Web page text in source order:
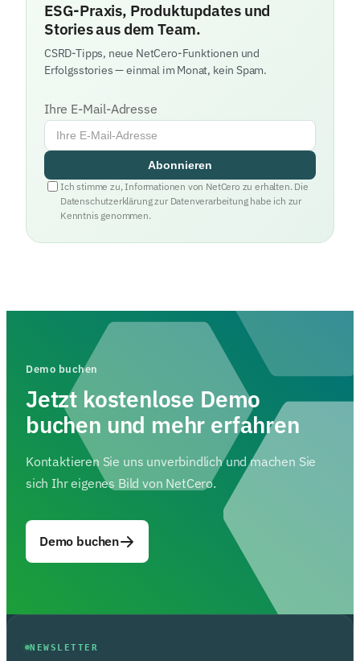
ESG-Praxis, Produktupdates und
Stories aus dem Team.
CSRD-Tipps, neue NetCero-Funktionen und
Erfolgsstories — einmal im Monat, kein Spam.
Ihre E-Mail-Adresse
Abonnieren
Ich stimme zu, Informationen von NetCero zu erhalten. Die
Datenschutzerklärung zur Datenverarbeitung habe ich zur
Kenntnis genommen.
Demo buchen
Jetzt kostenlose Demo
buchen und mehr erfahren
Kontaktieren Sie uns unverbindlich und machen Sie
sich Ihr eigenes Bild von NetCero.
Demo buchen
NEWSLETTER